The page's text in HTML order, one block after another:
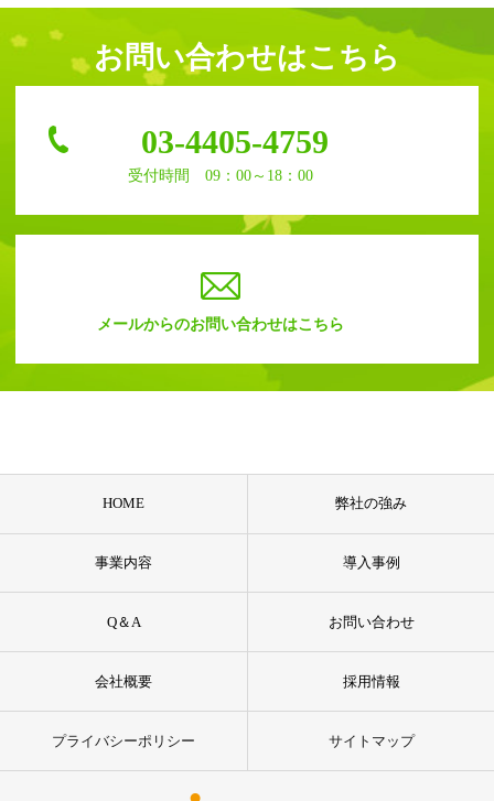
お問い合わせはこちら
03-4405-4759
受付時間 09：00～18：00
メールからのお問い合わせはこちら
HOME 弊社の強み
事業内容 導入事例
Q＆A お問い合わせ
会社概要 採用情報
プライバシーポリシー サイトマップ